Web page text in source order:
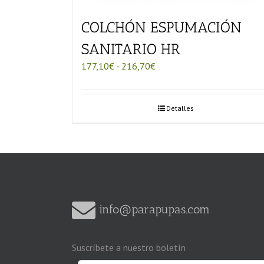
COLCHÓN ESPUMACIÓN
SANITARIO HR
177,10€ - 216,70€Rango
precios:
desde
177,10€
Detalles
info@parapupas.com
Suscríbete a nuestro boletín